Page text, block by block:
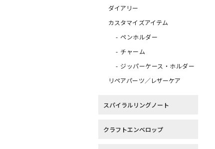
ダイアリー
カスタマイズアイテム
ペンホルダー
チャーム
ジッパーケース・ホルダー
リペアパーツ／レザーケア
スパイラルリングノート
クラフトエンベロップ